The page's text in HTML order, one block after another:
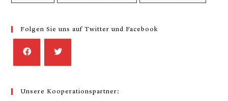
Folgen Sie uns auf Twitter und Facebook
Unsere Kooperationspartner: